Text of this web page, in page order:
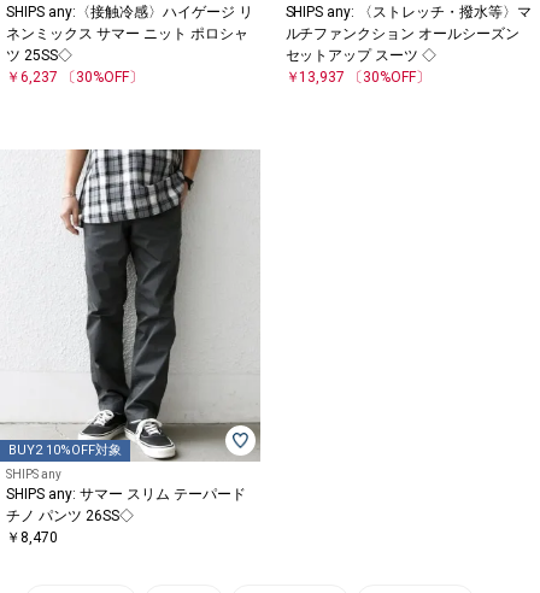
SHIPS any:〈接触冷感〉ハイゲージ リ
ネンミックス サマー ニット ポロシャ
ツ 25SS◇
￥6,237 〔30%OFF〕
SHIPS any: 〈ストレッチ・撥水等〉マ
ルチファンクション オールシーズン
セットアップ スーツ ◇
￥13,937
〔30%OFF〕
BUY2 10%OFF対象
SHIPS any
SHIPS any: サマー スリム テーパード
チノ パンツ 26SS◇
￥8,470